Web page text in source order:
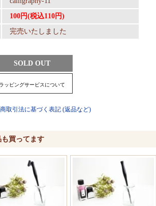
100円(税込110円)
完売いたしました
SOLD OUT
ラッピングサービスについて
取引法に基づく表記 (返品など)
買ってます